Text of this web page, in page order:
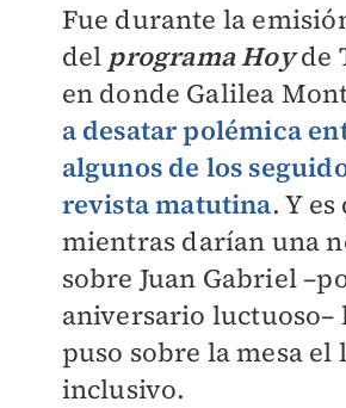
Fue durante la
del programa Hoyde
en donde Galilea
a desatar polémica
algunos de los
revista matutina. Y es
mientras darían una
sobre Juan Gabriel
aniversario luctuoso–
puso sobre la mesa el
inclusivo.